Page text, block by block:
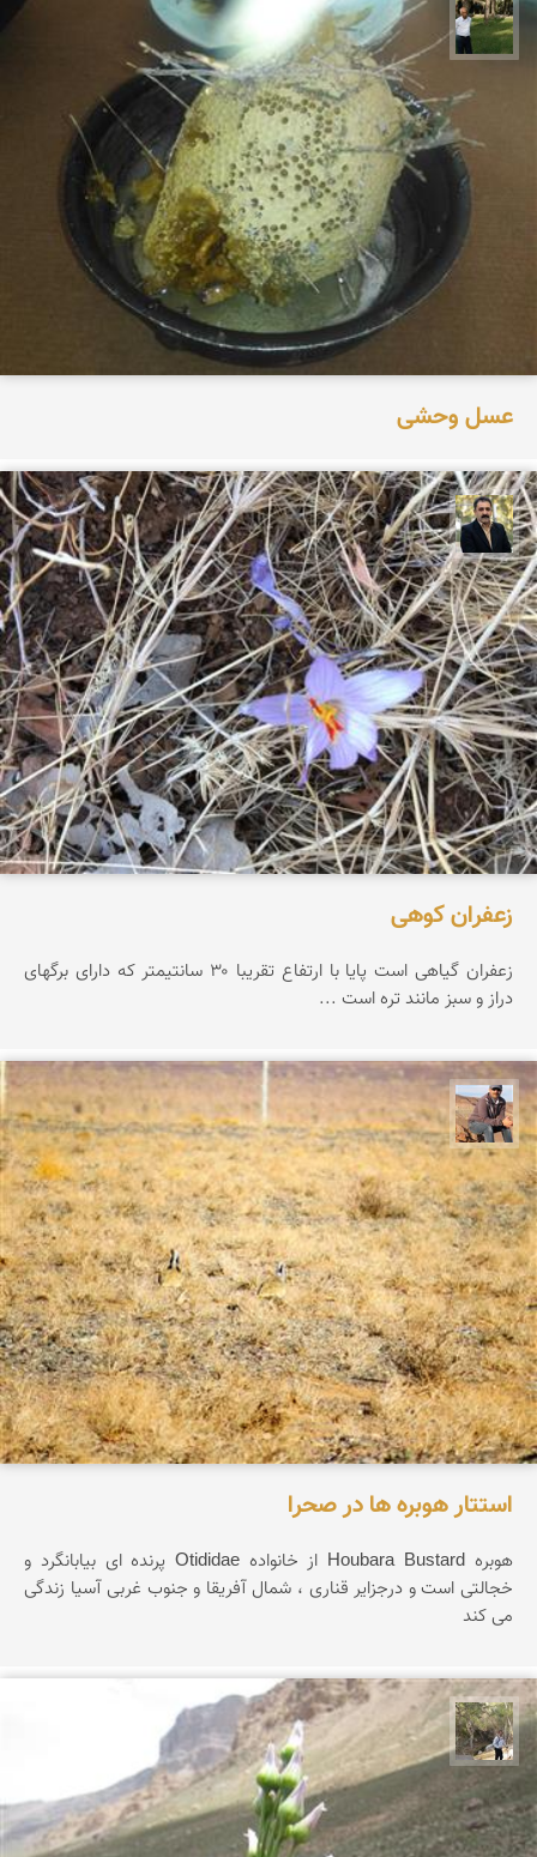
عبدل شعبانی
عسل وحشی
عدنان مرادی
زعفران کوهی
زعفران گیاهی است پایا با ارتفاع تقریبا ۳۰ سانتیمتر که دارای برگهای
دراز و سبز مانند تره است ...
جمال زعیمی یزدی
استتار هوبره ها در صحرا
هوبره Houbara Bustard از خانواده Otididae پرنده ای بیابانگرد و
خجالتی است و درجزایر قناری ، شمال آفریقا و جنوب غربی آسیا زندگی
می كند
سیدحسین رضوانی